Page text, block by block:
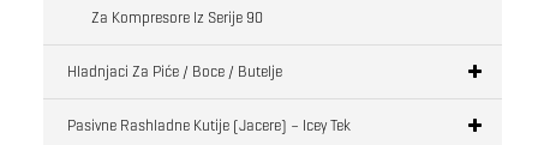
Za Kompresore Iz Serije 90
Hladnjaci Za Piće / Boce / Butelje
Pasivne Rashladne Kutije (jacere) – Icey Tek